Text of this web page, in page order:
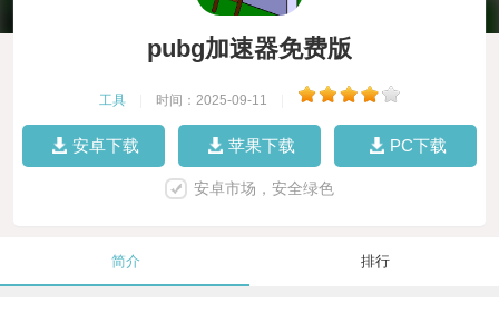
pubg加速器免费版
工具 时间：2025-09-11
安卓下载 苹果下载 PC下载
安卓市场，安全绿色
简介 排行